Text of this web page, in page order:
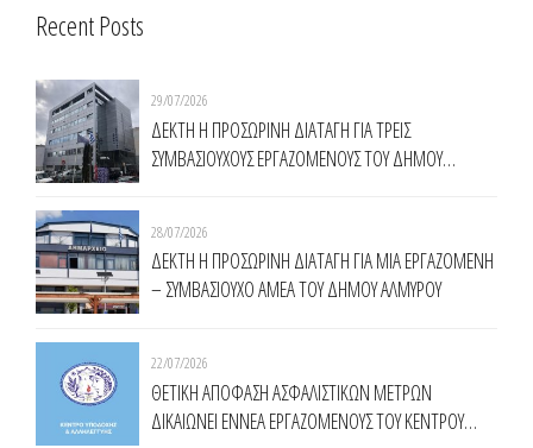
Recent Posts
29/07/2026
ΔΕΚΤΗ Η ΠΡΟΣΩΡΙΝΗ ΔΙΑΤΑΓΗ ΓΙΑ ΤΡΕΙΣ
ΣΥΜΒΑΣΙΟΥΧΟΥΣ ΕΡΓΑΖΟΜΕΝΟΥΣ ΤΟΥ ΔΗΜΟΥ
28/07/2026
ΔΕΚΤΗ Η ΠΡΟΣΩΡΙΝΗ ΔΙΑΤΑΓΗ ΓΙΑ ΜΙΑ ΕΡΓΑΖΟΜΕΝΗ
– ΣΥΜΒΑΣΙΟΥΧΟ ΑΜΕΑ ΤΟΥ ΔΗΜΟΥ ΑΛΜΥΡΟΥ
22/07/2026
ΘΕΤΙΚΗ ΑΠΟΦΑΣΗ ΑΣΦΑΛΙΣΤΙΚΩΝ ΜΕΤΡΩΝ
ΔΙΚΑΙΩΝΕΙ ΕΝNΕΑ ΕΡΓΑΖΟΜΕΝΟΥΣ ΤΟΥ ΚΕΝΤΡΟΥ